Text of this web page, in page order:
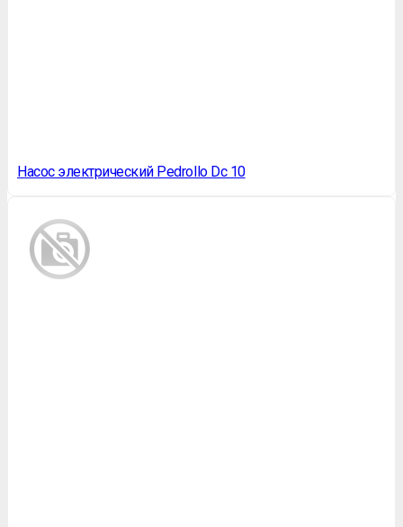
Насос электрический Pedrollo Dc 10